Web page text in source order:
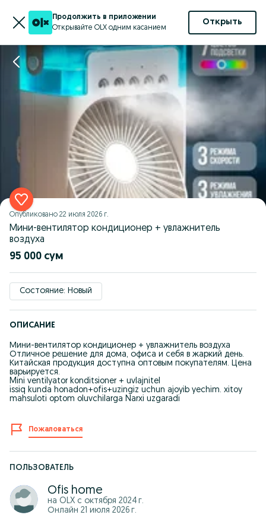
Продолжить в приложении
Открывайте OLX одним касанием
Открыть
Опубликовано 22 июля 2026 г.
Мини-вентилятор кондиционер + увлажнитель
воздуха
95 000 сум
Состояние: Новый
ОПИСАНИЕ
Мини-вентилятор кондиционер + увлажнитель воздуха
Отличное решение для дома, офиса и себя в жаркий день.
Китайская продукция доступна оптовым покупателям. Цена
варьируется.
Mini ventilyator konditsioner + uvlajnitel
issiq kunda honadon+ofis+uzingiz uchun ajoyib yechim. xitoy
mahsuloti optom oluvchilarga Narxi uzgaradi
Пожаловаться
ПОЛЬЗОВАТЕЛЬ
Ofis home
на OLX с октября 2024 г.
Онлайн 21 июля 2026 г.